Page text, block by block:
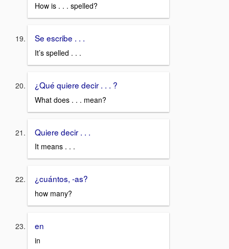
How is . . . spelled?
Se escribe . . .
It’s spelled . . .
¿Qué quiere decir . . . ?
What does . . . mean?
Quiere decir . . .
It means . . .
¿cuántos, -as?
how many?
en
in